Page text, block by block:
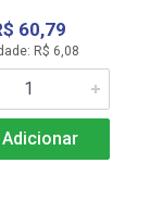
60,79
R$ 6,08